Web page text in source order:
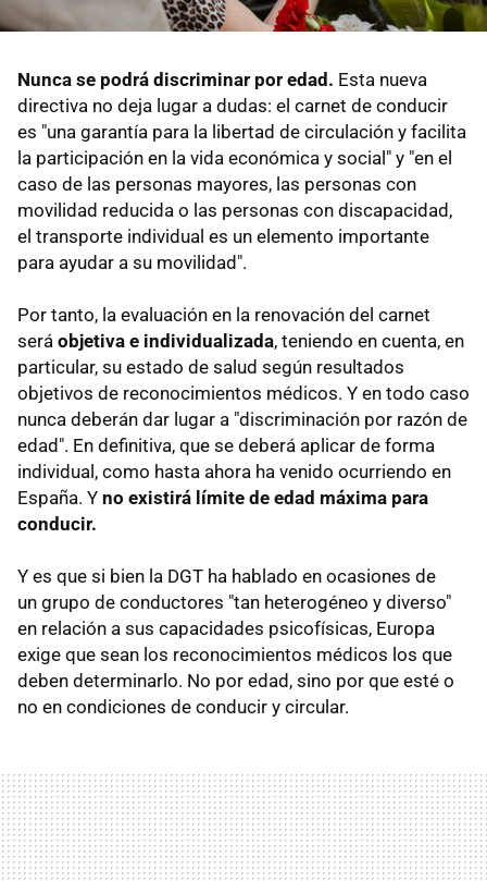
Nunca se podrá discriminar por edad. Esta nueva
directiva no deja lugar a dudas: el carnet de conducir
es "una garantía para la libertad de circulación y facilita
la participación en la vida económica y social" y "en el
caso de las personas mayores, las personas con
movilidad reducida o las personas con discapacidad,
el transporte individual es un elemento importante
para ayudar a su movilidad".
Por tanto, la evaluación en la renovación del carnet
será objetiva e individualizada, teniendo en cuenta, en
particular, su estado de salud según resultados
objetivos de reconocimientos médicos. Y en todo caso
nunca deberán dar lugar a "discriminación por razón de
edad". En definitiva, que se deberá aplicar de forma
individual, como hasta ahora ha venido ocurriendo en
España. Y no existirá límite de edad máxima para
conducir.
Y es que si bien la DGT ha hablado en ocasiones de
un grupo de conductores "tan heterogéneo y diverso"
en relación a sus capacidades psicofísicas, Europa
exige que sean los reconocimientos médicos los que
deben determinarlo. No por edad, sino por que esté o
no en condiciones de conducir y circular.